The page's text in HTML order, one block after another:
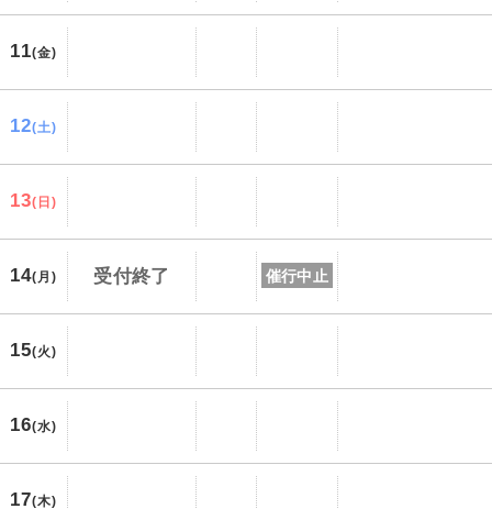
11(金)
12(土)
13(日)
14(月) 受付終了 催行中止
15(火)
16(水)
17(木)